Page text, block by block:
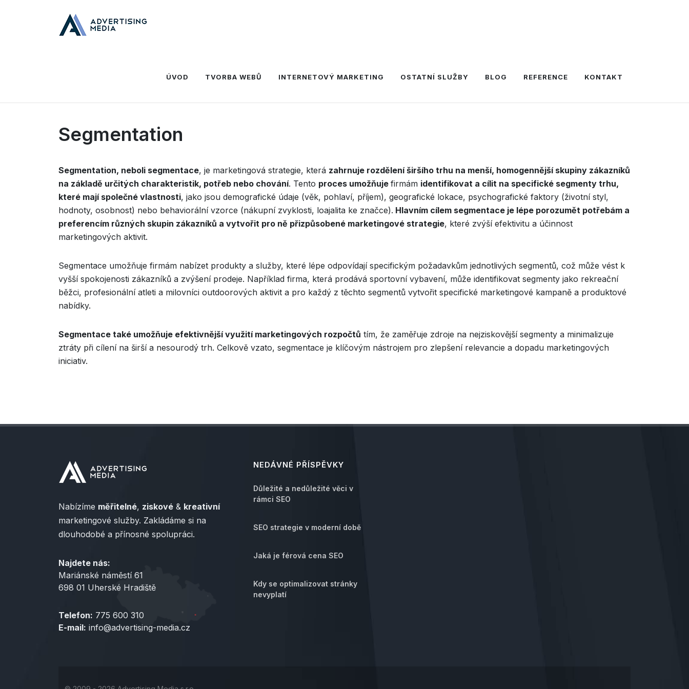
ÚVOD TVORBA WEBŮ INTERNETOVÝ MARKETING OSTATNÍ SLUŽBY BLOG REFERENCE KONTAKT
Segmentation
Segmentation, neboli segmentace, je marketingová strategie, která zahrnuje rozdělení širšího trhu na menší, homogennější skupiny zákazníků
na základě určitých charakteristik, potřeb nebo chování. Tento proces umožňuje firmám identifikovat a cílit na specifické segmenty trhu,
které mají společné vlastnosti, jako jsou demografické údaje (věk, pohlaví, příjem), geografické lokace, psychografické faktory (životní styl,
hodnoty, osobnost) nebo behaviorální vzorce (nákupní zvyklosti, loajalita ke značce). Hlavním cílem segmentace je lépe porozumět potřebám a
preferencím různých skupin zákazníků a vytvořit pro ně přizpůsobené marketingové strategie, které zvýší efektivitu a účinnost
marketingových aktivit.
Segmentace umožňuje firmám nabízet produkty a služby, které lépe odpovídají specifickým požadavkům jednotlivých segmentů, což může vést k
vyšší spokojenosti zákazníků a zvýšení prodeje. Například firma, která prodává sportovní vybavení, může identifikovat segmenty jako rekreační
běžci, profesionální atleti a milovníci outdoorových aktivit a pro každý z těchto segmentů vytvořit specifické marketingové kampaně a produktové
nabídky.
Segmentace také umožňuje efektivnější využití marketingových rozpočtů tím, že zaměřuje zdroje na nejziskovější segmenty a minimalizuje
ztráty při cílení na širší a nesourodý trh. Celkově vzato, segmentace je klíčovým nástrojem pro zlepšení relevancie a dopadu marketingových
iniciativ.
Nabízíme měřitelné, ziskové & kreativní
marketingové služby. Zakládáme si na
dlouhodobé a přínosné spolupráci.
Najdete nás:
Mariánské náměstí 61
698 01 Uherské Hradiště
Telefon: 775 600 310
E-mail: info@advertising-media.cz
NEDÁVNÉ PŘÍSPĚVKY
Důležité a nedůležité věci v
rámci SEO
SEO strategie v moderní době
Jaká je férová cena SEO
Kdy se optimalizovat stránky
nevyplatí